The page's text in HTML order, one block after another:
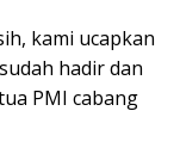
kami ucapkan
hadir dan
PMI cabang